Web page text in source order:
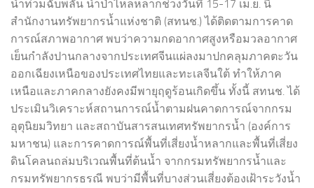
น้ำท่วมฉับพลัน น้ำป่าไหลหลากช่วงวันที่ 15-17 เม.ย. นี้
สำนักงานทรัพยากรน้ำแห่งชาติ (สทนช.) ได้ติดตามการคาด
การณ์สภาพอากาศ พบว่าความกดอากาศสูงหรือมวลอากาศ
เย็นกำลังปานกลางจากประเทศจีนแผ่ลงมาปกคลุมภาคตะวัน
ออกเฉียงเหนือของประเทศไทยและทะเลจีนใต้ ทำให้ภาค
เหนือและภาคกลางยังคงมีพายุฤดูร้อนเกิดขึ้น ทั้งนี้ สทนช. ได้
ประเมินวิเคราะห์สถานการณ์น้ำตามฝนคาดการณ์จากกรม
อุตุนิยมวิทยา และสถาบันสารสนเทศทรัพยากรน้ำ (องค์การ
มหาชน) และการคาดการณ์พื้นที่เสี่ยงน้ำหลากและพื้นที่เสี่ยง
ดินโคลนถล่มบริเวณพื้นที่ต้นน้ำ จากกรมทรัพยากรน้ำและ
กรมทรัพยากรธรณี พบว่ามีพื้นที่บางส่วนเสี่ยงต้องเฝ้าระวังน้ำ